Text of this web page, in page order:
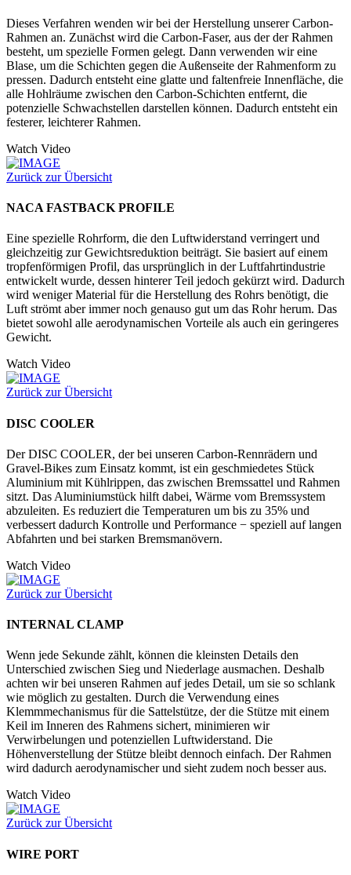
Dieses Verfahren wenden wir bei der Herstellung unserer Carbon-
Rahmen an. Zunächst wird die Carbon-Faser, aus der der Rahmen
besteht, um spezielle Formen gelegt. Dann verwenden wir eine
Blase, um die Schichten gegen die Außenseite der Rahmenform zu
pressen. Dadurch entsteht eine glatte und faltenfreie Innenfläche, die
alle Hohlräume zwischen den Carbon-Schichten entfernt, die
potenzielle Schwachstellen darstellen können. Dadurch entsteht ein
festerer, leichterer Rahmen.
Watch Video
Zurück zur Übersicht
NACA FASTBACK PROFILE
Eine spezielle Rohrform, die den Luftwiderstand verringert und
gleichzeitig zur Gewichtsreduktion beiträgt. Sie basiert auf einem
tropfenförmigen Profil, das ursprünglich in der Luftfahrtindustrie
entwickelt wurde, dessen hinterer Teil jedoch gekürzt wird. Dadurch
wird weniger Material für die Herstellung des Rohrs benötigt, die
Luft strömt aber immer noch genauso gut um das Rohr herum. Das
bietet sowohl alle aerodynamischen Vorteile als auch ein geringeres
Gewicht.
Watch Video
Zurück zur Übersicht
DISC COOLER
Der DISC COOLER, der bei unseren Carbon-Rennrädern und
Gravel-Bikes zum Einsatz kommt, ist ein geschmiedetes Stück
Aluminium mit Kühlrippen, das zwischen Bremssattel und Rahmen
sitzt. Das Aluminiumstück hilft dabei, Wärme vom Bremssystem
abzuleiten. Es reduziert die Temperaturen um bis zu 35% und
verbessert dadurch Kontrolle und Performance − speziell auf langen
Abfahrten und bei starken Bremsmanövern.
Watch Video
Zurück zur Übersicht
INTERNAL CLAMP
Wenn jede Sekunde zählt, können die kleinsten Details den
Unterschied zwischen Sieg und Niederlage ausmachen. Deshalb
achten wir bei unseren Rahmen auf jedes Detail, um sie so schlank
wie möglich zu gestalten. Durch die Verwendung eines
Klemmmechanismus für die Sattelstütze, der die Stütze mit einem
Keil im Inneren des Rahmens sichert, minimieren wir
Verwirbelungen und potenziellen Luftwiderstand. Die
Höhenverstellung der Stütze bleibt dennoch einfach. Der Rahmen
wird dadurch aerodynamischer und sieht zudem noch besser aus.
Watch Video
Zurück zur Übersicht
WIRE PORT